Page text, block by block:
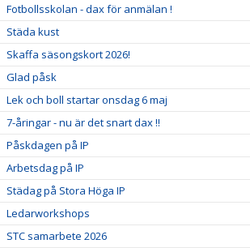
Fotbollsskolan - dax för anmälan !
Städa kust
Skaffa säsongskort 2026!
Glad påsk
Lek och boll startar onsdag 6 maj
7-åringar - nu är det snart dax !!
Påskdagen på IP
Arbetsdag på IP
Städag på Stora Höga IP
Ledarworkshops
STC samarbete 2026